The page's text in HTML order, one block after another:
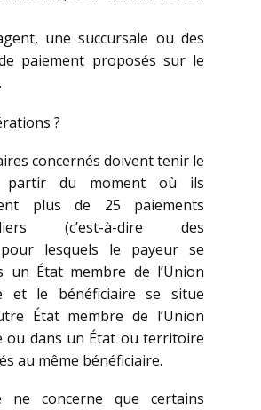
une succursale ou des
paiement proposés sur le
?
concernés doivent tenir le
partir du moment où ils
plus de 25 paiements
(c’est-à-dire des
lesquels le payeur se
un État membre de l’Union
et le bénéficiaire se situe
État membre de l’Union
ou dans un État ou territoire
au même bénéficiaire.
ne concerne que certains